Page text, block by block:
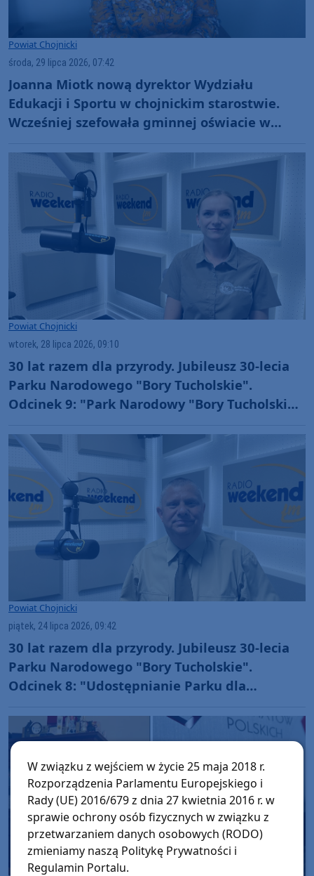
Powiat Chojnicki
środa, 29 lipca 2026, 07:42
Joanna Miotk nową dyrektor Wydziału
Edukacji i Sportu w chojnickim starostwie.
Wcześniej szefowała gminnej oświacie w
Powiat Chojnicki
wtorek, 28 lipca 2026, 09:10
30 lat razem dla przyrody. Jubileusz 30-lecia
Parku Narodowego "Bory Tucholskie".
Odcinek 9: "Park Narodowy "Bory Tucholskie"
Powiat Chojnicki
piątek, 24 lipca 2026, 09:42
30 lat razem dla przyrody. Jubileusz 30-lecia
Parku Narodowego "Bory Tucholskie".
Odcinek 8: "Udostępnianie Parku dla
fotografowania" (WIDEO)
W związku z wejściem w życie 25 maja 2018 r.
Rozporządzenia Parlamentu Europejskiego i
Rady (UE) 2016/679 z dnia 27 kwietnia 2016 r. w
sprawie ochrony osób fizycznych w związku z
przetwarzaniem danych osobowych (RODO)
zmieniamy naszą Politykę Prywatności i
Regulamin Portalu.